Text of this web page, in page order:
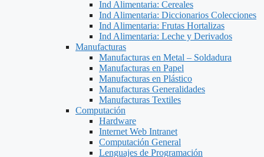
Ind Alimentaria: Cereales
Ind Alimentaria: Diccionarios Colecciones
Ind Alimentaria: Frutas Hortalizas
Ind Alimentaria: Leche y Derivados
Manufacturas
Manufacturas en Metal – Soldadura
Manufacturas en Papel
Manufacturas en Plástico
Manufacturas Generalidades
Manufacturas Textiles
Computación
Hardware
Internet Web Intranet
Computación General
Lenguajes de Programación